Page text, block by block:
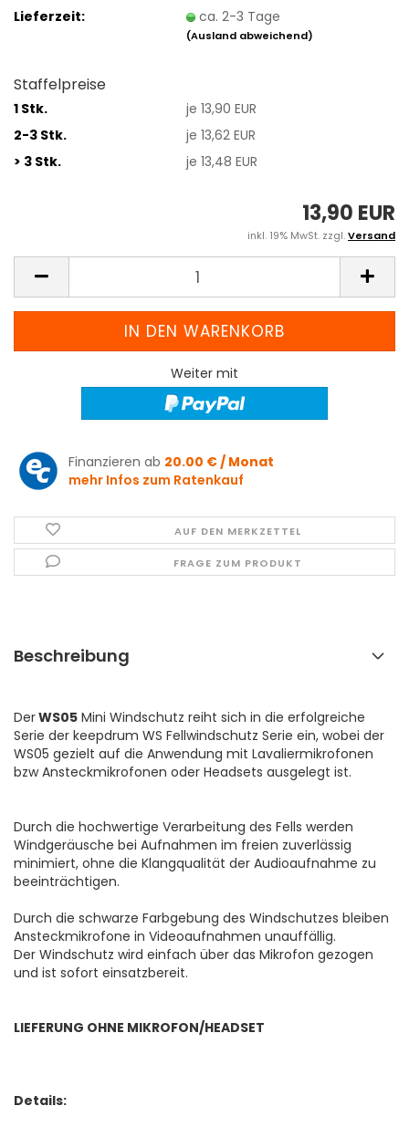
Lieferzeit:
ca. 2-3 Tage
(Ausland abweichend)
Staffelpreise
1 Stk.
je 13,90 EUR
2-3 Stk.
je 13,62 EUR
> 3 Stk.
je 13,48 EUR
13,90 EUR
inkl. 19% MwSt. zzgl.Versand
Weiter mit
Finanzieren ab 20.00 € / Monat
mehr Infos zum Ratenkauf
AUF DEN MERKZETTEL
FRAGE ZUM PRODUKT
Beschreibung
DerWS05 Mini Windschutz reiht sich in die erfolgreiche
Serie der keepdrum WS Fellwindschutz Serie ein, wobei der
WS05 gezielt auf die Anwendung mit Lavaliermikrofonen
bzw Ansteckmikrofonen oder Headsets ausgelegt ist.
Durch die hochwertige Verarbeitung des Fells werden
Windgeräusche bei Aufnahmen im freien zuverlässig
minimiert, ohne die Klangqualität der Audioaufnahme zu
beeinträchtigen.
Durch die schwarze Farbgebung des Windschutzes bleiben
Ansteckmikrofone in Videoaufnahmen unauffällig.
Der Windschutz wird einfach über das Mikrofon gezogen
und ist sofort einsatzbereit.
LIEFERUNG OHNE MIKROFON/HEADSET
Details: